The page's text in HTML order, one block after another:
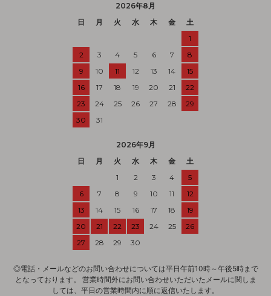
2026年8月
日
月 火 水 木 金
土
1
2
3 4 5 6 7
8
9
10 11 12 13 14
15
16
17 18 19 20 21
22
23
24 25 26 27 28
29
30
31
2026年9月
日
月 火 水 木 金
土
1
2 3 4
5
6
7 8 9 10 11
12
13
14 15 16 17 18
19
20
21 22 23 24 25
26
27
28 29 30
◎電話・メールなどのお問い合わせについては平日午前10時～午後5時まで
となっております。 営業時間外にお問い合わせいただいたメールに関しま
しては、平日の営業時間内に順に返信いたします。